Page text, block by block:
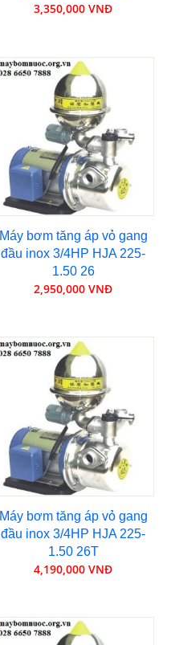
3,350,000 VNĐ
Máy bơm tăng áp vỏ gang
đầu inox 3/4HP HJA 225-
1.50 26
2,950,000 VNĐ
Máy bơm tăng áp vỏ gang
đầu inox 3/4HP HJA 225-
1.50 26T
4,190,000 VNĐ